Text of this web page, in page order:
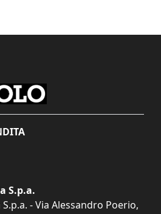
S.p.a.
- Via Alessandro Poerio,